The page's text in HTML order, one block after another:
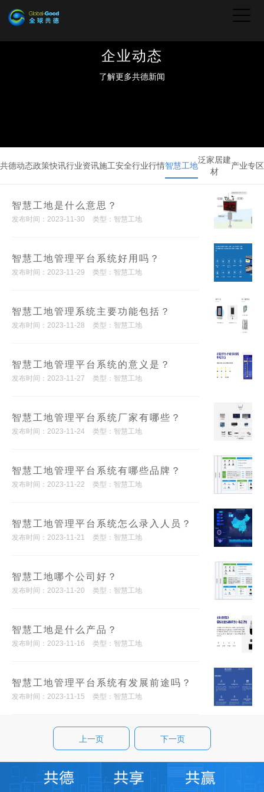
企业动态
了解更多共德新闻
共德动态政策快讯行业资讯施工安全行业行情智慧工地
泛家居建
材
产业专区
智慧工地是什么意思？
发布时间：2023-11-30 类型：智慧工地
智慧工地管理平台系统好用吗？
发布时间：2023-11-29 类型：智慧工地
智慧工地管理系统主要功能包括？
发布时间：2023-11-28 类型：智慧工地
智慧工地管理平台系统的意义是？
发布时间：2023-11-27 类型：智慧工地
智慧工地管理平台系统厂家有哪些？
发布时间：2023-11-24 类型：智慧工地
智慧工地管理平台系统有哪些品牌？
发布时间：2023-11-22 类型：智慧工地
智慧工地管理平台系统怎么录入人员？
发布时间：2023-11-21 类型：智慧工地
智慧工地哪个公司好？
发布时间：2023-11-20 类型：智慧工地
智慧工地是什么产品？
发布时间：2023-11-16 类型：智慧工地
智慧工地管理平台系统有发展前途吗？
发布时间：2023-11-15 类型：智慧工地
上一页 下一页